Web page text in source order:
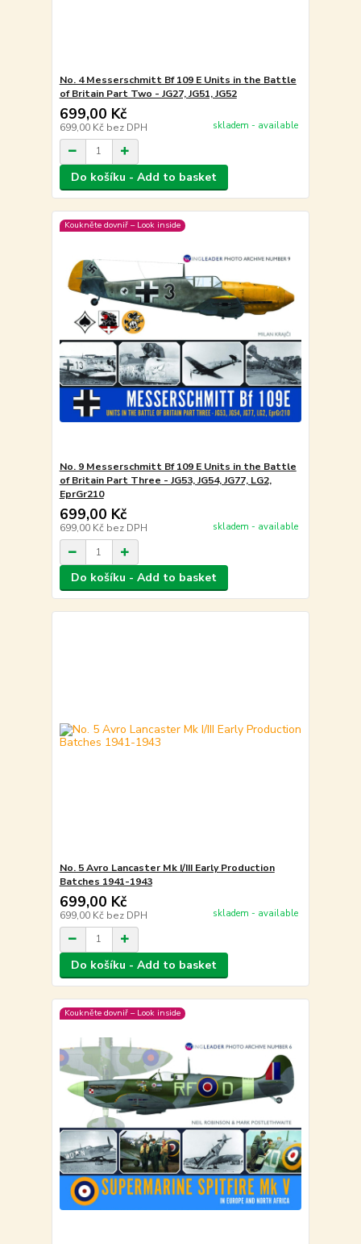
No. 4 Messerschmitt Bf 109 E Units in the Battle
of Britain Part Two - JG27, JG51, JG52
699,00 Kč
699,00 Kč bez DPH skladem - available
Do košíku - Add to basket
Koukněte dovniř – Look inside
No. 9 Messerschmitt Bf 109 E Units in the Battle
of Britain Part Three - JG53, JG54, JG77, LG2,
EprGr210
699,00 Kč
699,00 Kč bez DPH skladem - available
Do košíku - Add to basket
No. 5 Avro Lancaster Mk I/III Early Production
Batches 1941-1943
699,00 Kč
699,00 Kč bez DPH skladem - available
Do košíku - Add to basket
Koukněte dovniř – Look inside